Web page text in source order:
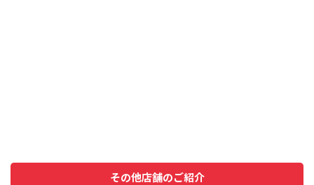
その他店舗のご紹介